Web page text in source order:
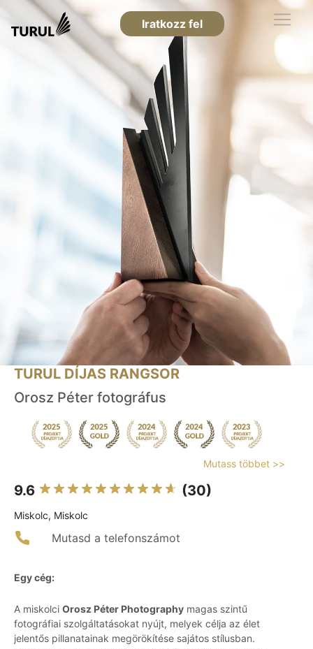
Iratkozz fel
TURUL DÍJAS RANGSOR
Orosz Péter fotográfus
Mutass többet >>
9.6 (30)
Miskolc, Miskolc
Mutasd a telefonszámot
Egy cég:
A miskolci Orosz Péter Photography magas szintű
fotográfiai szolgáltatásokat nyújt, melyek célja az élet
jelentős pillanatainak megörökítése sajátos stílusban.